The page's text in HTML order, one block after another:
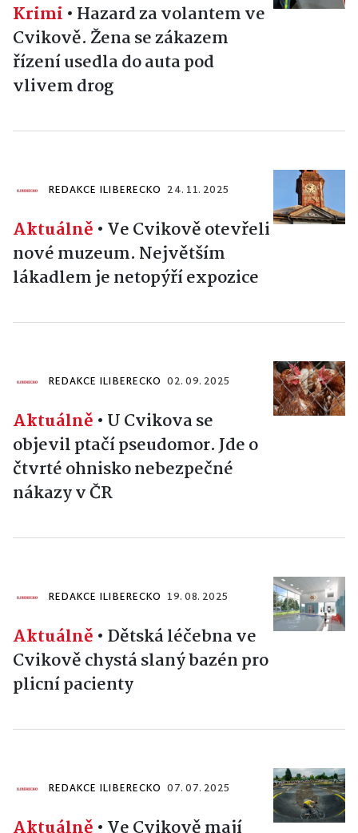
Krimi • Hazard za volantem ve
Cvikově. Žena se zákazem
řízení usedla do auta pod
vlivem drog
REDAKCE ILIBERECKO 24. 11. 2025
Aktuálně • Ve Cvikově otevřeli
nové muzeum. Největším
lákadlem je netopýří expozice
REDAKCE ILIBERECKO 02. 09. 2025
Aktuálně • U Cvikova se
objevil ptačí pseudomor. Jde o
čtvrté ohnisko nebezpečné
nákazy v ČR
REDAKCE ILIBERECKO 19. 08. 2025
Aktuálně • Dětská léčebna ve
Cvikově chystá slaný bazén pro
plicní pacienty
REDAKCE ILIBERECKO 07. 07. 2025